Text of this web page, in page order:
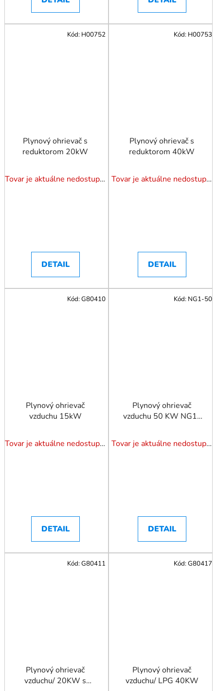
Plynový ohrievač s
reduktorom 20kW
Tovar je aktuálne nedostupný. Dotazuj dostupnosť.
DETAIL
Kód: H00752
Plynový ohrievač s
reduktorom 40kW
Tovar je aktuálne nedostupný. Dotazuj dostupnosť.
DETAIL
Kód: H00753
Plynový ohrievač
vzduchu 15kW
Tovar je aktuálne nedostupný. Dotazuj dostupnosť.
DETAIL
Kód:G80410
Plynový ohrievač
vzduchu 50 KW NG1-
Tovar je aktuálne nedostupný. Dotazuj dostupnosť.
DETAIL
Kód: NG1-50
Plynový ohrievač
vzduchu/ 20KW s
Kód:G80411
Plynový ohrievač
vzduchu/ LPG 40KW
Kód:G80417